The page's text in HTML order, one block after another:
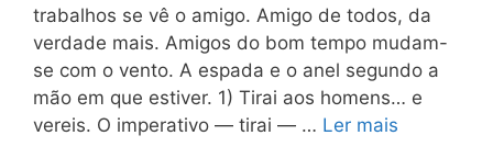
trabalhos se vê o amigo. Amigo de todos, da
verdade mais. Amigos do bom tempo mudam-
se com o vento. A espada e o anel segundo a
mão em que estiver. 1) Tirai aos homens… e
vereis. O imperativo — tirai — … Ler mais